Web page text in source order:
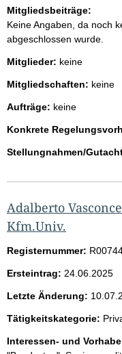
Mitgliedsbeiträge:
Keine Angaben, da noch
abgeschlossen wurde.
Mitglieder: keine
Mitgliedschaften: keine
Aufträge: keine
Konkrete
Stellungnahmen/
Adalberto
Kfm.Univ.
Registernummer:
Ersteintrag: 24.06.2025
Letzte Änderung:
Tätigkeitskategorie:
Interessen- und